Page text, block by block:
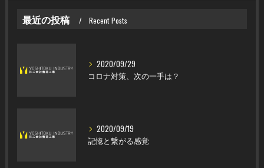
最近の投稿 Recent Posts
2020/09/29
コロナ対策、次の一手は？
2020/09/19
記憶と繋がる感覚